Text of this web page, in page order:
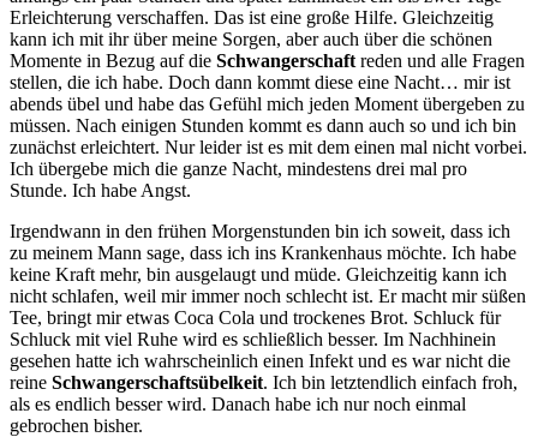
Erleichterung verschaffen. Das ist eine große Hilfe. Gleichzeitig
kann ich mit ihr über meine Sorgen, aber auch über die schönen
Momente in Bezug auf die Schwangerschaft reden und alle Fragen
stellen, die ich habe. Doch dann kommt diese eine Nacht… mir ist
abends übel und habe das Gefühl mich jeden Moment übergeben zu
müssen. Nach einigen Stunden kommt es dann auch so und ich bin
zunächst erleichtert. Nur leider ist es mit dem einen mal nicht vorbei.
Ich übergebe mich die ganze Nacht, mindestens drei mal pro
Stunde. Ich habe Angst.
Irgendwann in den frühen Morgenstunden bin ich soweit, dass ich
zu meinem Mann sage, dass ich ins Krankenhaus möchte. Ich habe
keine Kraft mehr, bin ausgelaugt und müde. Gleichzeitig kann ich
nicht schlafen, weil mir immer noch schlecht ist. Er macht mir süßen
Tee, bringt mir etwas Coca Cola und trockenes Brot. Schluck für
Schluck mit viel Ruhe wird es schließlich besser. Im Nachhinein
gesehen hatte ich wahrscheinlich einen Infekt und es war nicht die
reine Schwangerschaftsübelkeit. Ich bin letztendlich einfach froh,
als es endlich besser wird. Danach habe ich nur noch einmal
gebrochen bisher.